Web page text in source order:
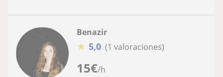
15€/h
Benazir
★ 5,0 (1 valoraciones)